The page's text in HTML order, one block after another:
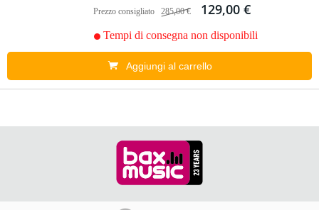
Prezzo consigliato 285,00 € 129,00 €
Tempi di consegna non disponibili
Aggiungi al carrello